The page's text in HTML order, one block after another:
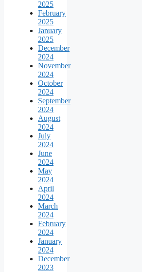
2025
February
2025
January
2025
December
2024
November
2024
October
2024
September
2024
August
2024
July
2024
June
2024
May
2024
April
2024
March
2024
February
2024
January
2024
December
2023